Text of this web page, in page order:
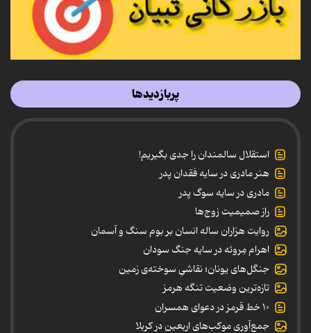
پربازدیدها
استقلال سالمندان را جدی بگیریم!
هنر مادری در سایه‌ فقدان پدر
مادری در سایه سوگ پدر
راز صمیمیت زوج‌ها
روایت هزاران ساله انسان بر بوم سنگ و آسمان
اهرام مِروئه در سایه جنگ سودان
جنگل‌های یونان؛ نقاشیِ سوخته‌ی زمین
تازه‌ترین وضعیت تنگه هرمز
۱۰ خط قرمز در دعوای همسران
جمع‌آوری موکب‌های اربعین در کربلا